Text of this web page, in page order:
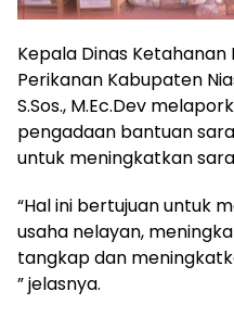
Kepala Dinas
Perikanan Kabupaten
S.Sos., M.Ec.Dev
pengadaan bantuan
untuk meningkatkan
“Hal ini bertujuan untuk
usaha nelayan,
tangkap dan
” jelasnya.